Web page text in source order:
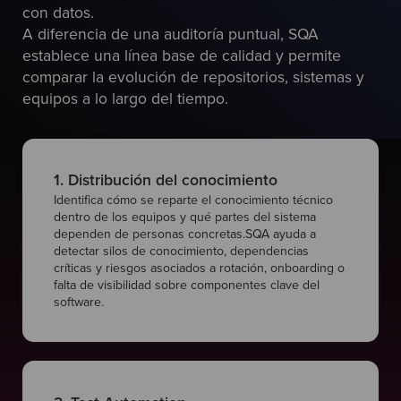
con datos.
A diferencia de una auditoría puntual, SQA
establece una línea base de calidad y permite
comparar la evolución de repositorios, sistemas y
equipos a lo largo del tiempo.
1. Distribución del conocimiento
Identifica cómo se reparte el conocimiento técnico
dentro de los equipos y qué partes del sistema
dependen de personas concretas.SQA ayuda a
detectar silos de conocimiento, dependencias
críticas y riesgos asociados a rotación, onboarding o
falta de visibilidad sobre componentes clave del
software.